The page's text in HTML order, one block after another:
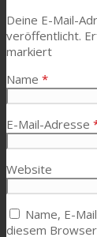
Deine E-Mail-
veröffentlicht.
markiert
Name *
E-Mail-Adresse
Website
Name, E-
diesem